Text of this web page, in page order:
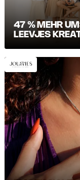
47 % MEHR
LEEVJES